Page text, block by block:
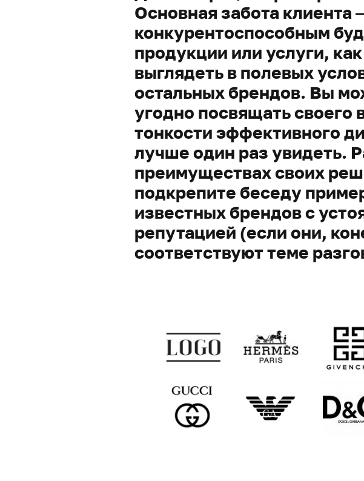
Основная забота клиента
конкурентоспособным
продукции или услуги,
выглядеть в полевых
остальных брендов. Вы
угодно посвящать своего
тонкости эффективного
лучше один раз увидеть.
преимуществах своих
подкрепите беседу
известных брендов с
репутацией (если они,
соответствуют теме